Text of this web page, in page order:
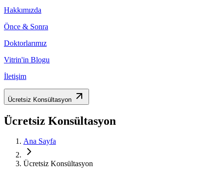
Hakkımızda
Önce & Sonra
Doktorlarımız
Vitrin'in Blogu
İletişim
Ücretsiz Konsültasyon
Ücretsiz Konsültasyon
Ana Sayfa
Ücretsiz Konsültasyon